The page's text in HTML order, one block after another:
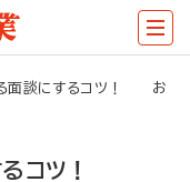
面談にするコツ！ お
コツ！